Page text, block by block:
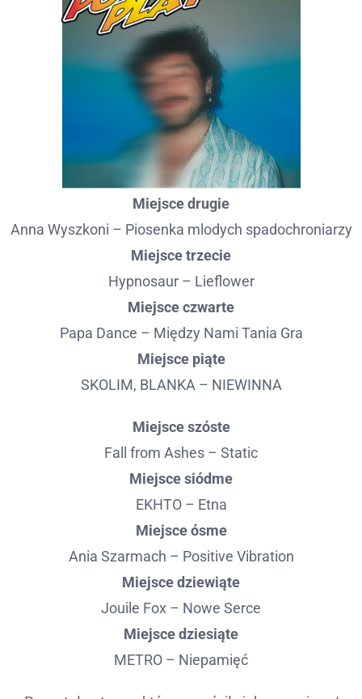
Miejsce drugie
Anna Wyszkoni – Piosenka mlodych spadochroniarzy
Miejsce trzecie
Hypnosaur – Lieflower
Miejsce czwarte
Papa Dance – Między Nami Tania Gra
Miejsce piąte
SKOLIM, BLANKA – NIEWINNA
Miejsce szóste
Fall from Ashes – Static
Miejsce siódme
EKHTO – Etna
Miejsce ósme
Ania Szarmach – Positive Vibration
Miejsce dziewiąte
Jouile Fox – Nowe Serce
Miejsce dziesiąte
METRO – Niepamięć